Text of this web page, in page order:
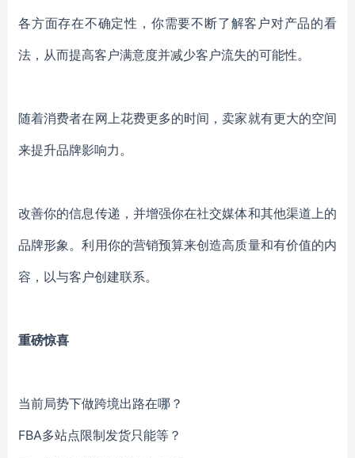
各方面存在不确定性，你需要不断了解客户对产品的看
法，从而提高客户满意度并减少客户流失的可能性。
随着消费者在网上花费更多的时间，卖家就有更大的空间
来提升品牌影响力。
改善你的信息传递，并增强你在社交媒体和其他渠道上的
品牌形象。利用你的营销预算来创造高质量和有价值的内
容，以与客户创建联系。
重磅惊喜
当前局势下做跨境出路在哪？
FBA多站点限制发货只能等？